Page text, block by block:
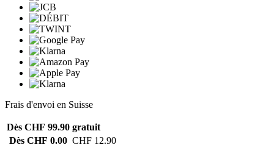
Frais d'envoi en Suisse
Dès CHF 99.90 gratuit
Dès CHF 0.00 CHF 12.90